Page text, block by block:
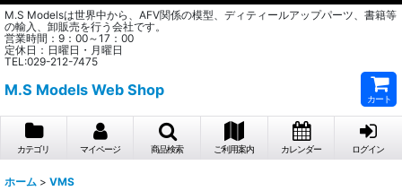
M.S Modelsは世界中から、AFV関係の模型、ディティールアップパーツ、書籍等
の輸入、卸販売を行う会社です。
営業時間：9：00～17：00
定休日：日曜日・月曜日
TEL:029-212-7475
M.S Models Web Shop
カート
カテゴリ マイページ 商品検索 ご利用案内 カレンダー ログイン
ホーム > VMS